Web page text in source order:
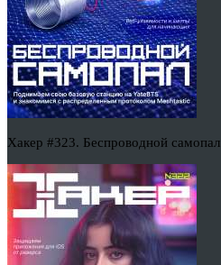
Хакер #323. Беспроводной самопал